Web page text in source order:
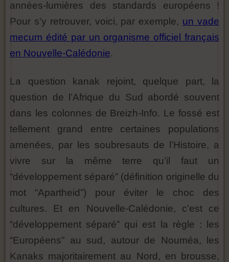
années-lumières des standards européens !
Pour s’y retrouver, voici, par exemple, un vade
mecum édité par un organisme officiel français
en Nouvelle-Calédonie.
La question kanak rejoint, quelque part, la
question de l’Afrique du Sud abordé souvent
dans les colonnes de Breizh-Info. Le fossé est
tellement grand entre certaines populations
amenées, par les soubresauts de l’Histoire, a
vivre sur la même terre qu’il faut un
“développement séparé” (définition originelle du
mot “Apartheid”) pour éviter le choc des
cultures. Et en Nouvelle-Calédonie, c’est ce
“développement séparé” qui est la règle : les
“Européens” au sud, autour de Nouméa, les
Kanaks majoritairement au Nord, en brousse,